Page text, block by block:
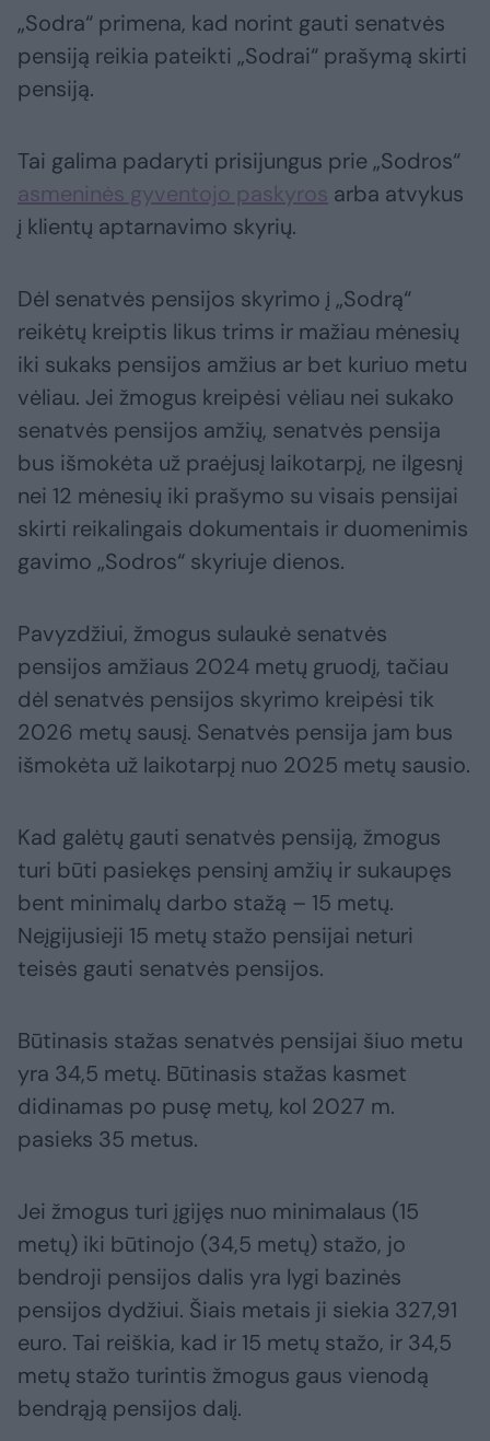
„Sodra“ primena, kad norint gauti senatvės
pensiją reikia pateikti „Sodrai“ prašymą skirti
pensiją.
Tai galima padaryti prisijungus prie „Sodros“
asmeninės gyventojo paskyros arba atvykus
į klientų aptarnavimo skyrių.
Dėl senatvės pensijos skyrimo į „Sodrą“
reikėtų kreiptis likus trims ir mažiau mėnesių
iki sukaks pensijos amžius ar bet kuriuo metu
vėliau. Jei žmogus kreipėsi vėliau nei sukako
senatvės pensijos amžių, senatvės pensija
bus išmokėta už praėjusį laikotarpį, ne ilgesnį
nei 12 mėnesių iki prašymo su visais pensijai
skirti reikalingais dokumentais ir duomenimis
gavimo „Sodros“ skyriuje dienos.
Pavyzdžiui, žmogus sulaukė senatvės
pensijos amžiaus 2024 metų gruodį, tačiau
dėl senatvės pensijos skyrimo kreipėsi tik
2026 metų sausį. Senatvės pensija jam bus
išmokėta už laikotarpį nuo 2025 metų sausio.
Kad galėtų gauti senatvės pensiją, žmogus
turi būti pasiekęs pensinį amžių ir sukaupęs
bent minimalų darbo stažą – 15 metų.
Neįgijusieji 15 metų stažo pensijai neturi
teisės gauti senatvės pensijos.
Būtinasis stažas senatvės pensijai šiuo metu
yra 34,5 metų. Būtinasis stažas kasmet
didinamas po pusę metų, kol 2027 m.
pasieks 35 metus.
Jei žmogus turi įgijęs nuo minimalaus (15
metų) iki būtinojo (34,5 metų) stažo, jo
bendroji pensijos dalis yra lygi bazinės
pensijos dydžiui. Šiais metais ji siekia 327,91
euro. Tai reiškia, kad ir 15 metų stažo, ir 34,5
metų stažo turintis žmogus gaus vienodą
bendrąją pensijos dalį.